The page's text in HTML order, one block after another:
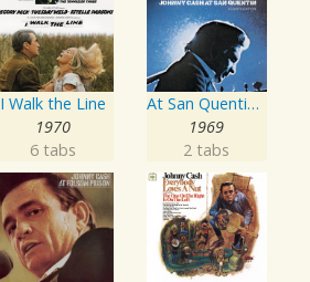
I Walk the Line
1970
6 tabs
At San Quentin (Legacy Edition)
1969
2 tabs